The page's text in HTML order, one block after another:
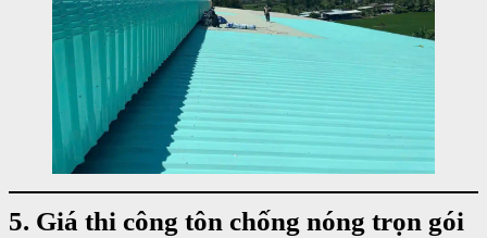
5. Giá thi công tôn chống nóng trọn gói